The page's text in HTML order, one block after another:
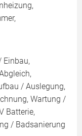
Einbau,
/ Auslegung,
Wartung /
Batterie,
/ Badsanierung